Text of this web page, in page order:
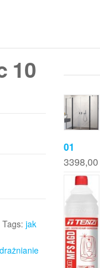
10
Tags: jak
01
3398,00